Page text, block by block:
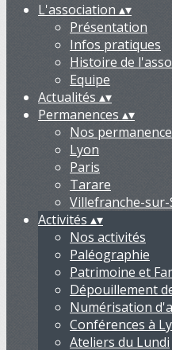
L'association ▴▾
Présentation
Infos pratiques
Histoire de
Equipe
Actualités ▴▾
Permanences ▴▾
Nos
Lyon
Paris
Tarare
Villefranche-sur-
Activités ▴▾
Nos activités
Paléographie
Patrimoine et
Dépouillement
Numérisation
Conférences à
Ateliers du Lundi